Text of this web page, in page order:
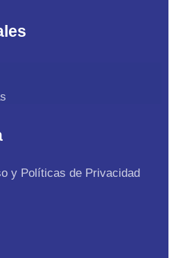
y Políticas de Privacidad